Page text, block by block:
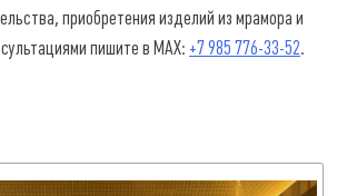
приобретения изделий из мрамора и
пишите в MAX: +7 985 776-33-52.